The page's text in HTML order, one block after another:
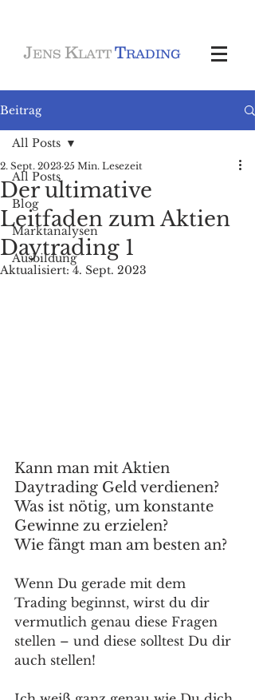
JENS KLATT TRADING
Beitrag
All Posts
Blog
Marktanalysen
Ausbildung
All Posts
Der ultimative
Leitfaden zum Aktien
Daytrading 1
2. Sept. 2023 25 Min. Lesezeit
Aktualisiert:4. Sept. 2023
Kann man mit Aktien
Daytrading Geld verdienen?
Was ist nötig, um konstante
Gewinne zu erzielen?
Wie fängt man am besten an?
Wenn Du gerade mit dem
Trading beginnst, wirst du dir
vermutlich genau diese Fragen
stellen – und diese solltest Du dir
auch stellen!